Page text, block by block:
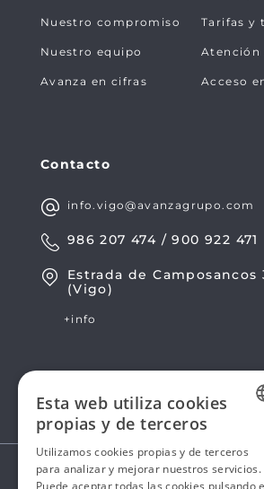
Nuestro compromiso
Nuestro equipo
Avanza en cifras
Tarifas y
Atención
Acceso
Contacto
info.vigo@avanzagrupo.com
986 207 474 / 900 922 471
Estrada de Camposancos
(Vigo)
+info
SPANISH
Esta web utiliza cookies
propias y de terceros
Utilizamos cookies propias y de terceros
para analizar y mejorar nuestros servicios.
Puede aceptar todas las cookies pulsando